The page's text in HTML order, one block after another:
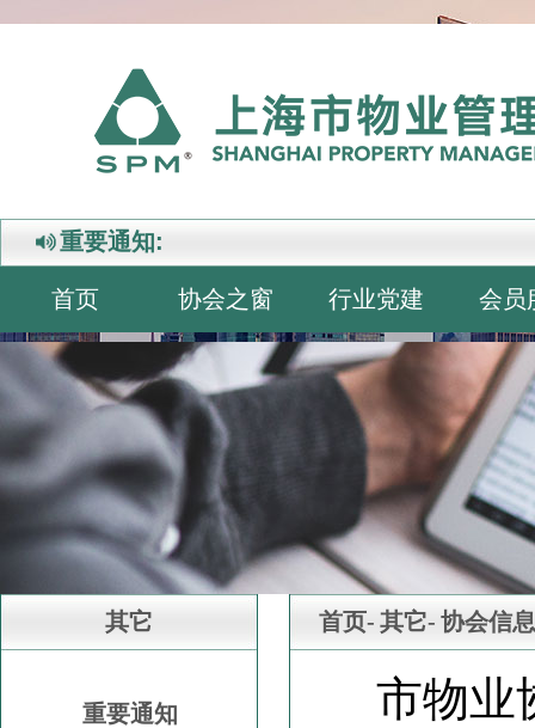
重要通知:
首页 协会之窗 行业党建 会员
其它
重要通知
首页- 其它- 协会信息
市物业